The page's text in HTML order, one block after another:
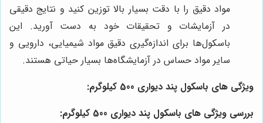
مواد دقیق را با دقت بسیار بالا توزین کنید و نتایج دقیقی
در آزمایشات و تحقیقات خود به دست آورید. این
باسکول‌ها برای اندازه‌گیری دقیق مواد شیمیایی، دارویی و
سایر مواد حساس در آزمایشگاه‌ها بسیار حیاتی هستند.
ویژگی های باسکول پند دیواری 500 کیلوگرم:
بررسی ویژگی های باسکول پند دیواری 500 کیلوگرم: